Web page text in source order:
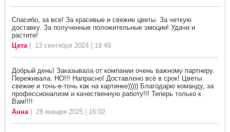
Спасибо, за все! За красивые и свежие цветы. За четкую
доставку. За полученные положительные эмоции! Удачи и
растите!
Цета| 13 сентября 2024 | 19:49
Добрый день! Заказывала от компании очень важному партнеру.
Переживала. НО!!! Напрасно! Доставлено всё в срок! Цветы
свежие и точь-в-точь как на картинке))))) Благодарю команду, за
профессионализм и качественную работу!!! Теперь только к
Вам!!!!
Анна| 28 января 2025 | 16:02